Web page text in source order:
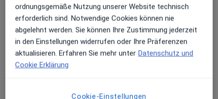
Erfahrungen
Bewerten
ordnungsgemäße Nutzung unserer Website technisch
erforderlich sind. Notwendige Cookies können nie
abgelehnt werden. Sie können Ihre Zustimmung jederzeit
in den Einstellungen widerrufen oder Ihre Präferenzen
aktualisieren. Erfahren Sie mehr unter Datenschutz und
Cookie Erklärung
Cookie-Einstellungen